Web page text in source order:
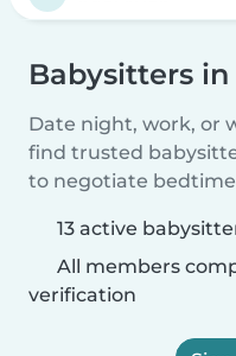
Babysitters in
Date night, work, or
find trusted
to negotiate
13 active
All members
verification